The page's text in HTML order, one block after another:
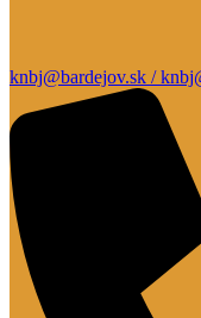
knbj@bardejov.sk /